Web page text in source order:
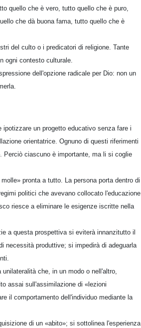
quello che è vero, tutto quello che è puro,
che dà buona fama, tutto quello che è
del culto o i predicatori di religione. Tante
ogni contesto culturale.
dell'opzione radicale per Dio: non un
un progetto educativo senza fare i
orientatrice. Ognuno di questi riferimenti
ciascuno è importante, ma li si coglie
pronta a tutto. La persona porta dentro di
politici che avevano collocato l'educazione
riesce a eliminare le esigenze iscritte nella
a questa prospettiva si eviterà innanzitutto il
necessità produttive; si impedirà di adeguarla
che, in un modo o nell'altro,
assai sull'assimilazione di «lezioni
il comportamento dell'individuo mediante la
di un «abito»; si sottolinea l'esperienza